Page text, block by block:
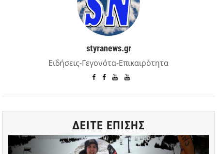
styranews.gr
Ειδήσεις-Γεγονότα-Επικαιρότητα
ΔΕΙΤΕ ΕΠΙΣΗΣ